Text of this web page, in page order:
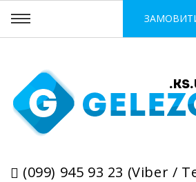
(099) 945 93 23 (Viber /